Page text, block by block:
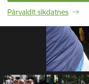
Pārvaldīt sīkdatnes